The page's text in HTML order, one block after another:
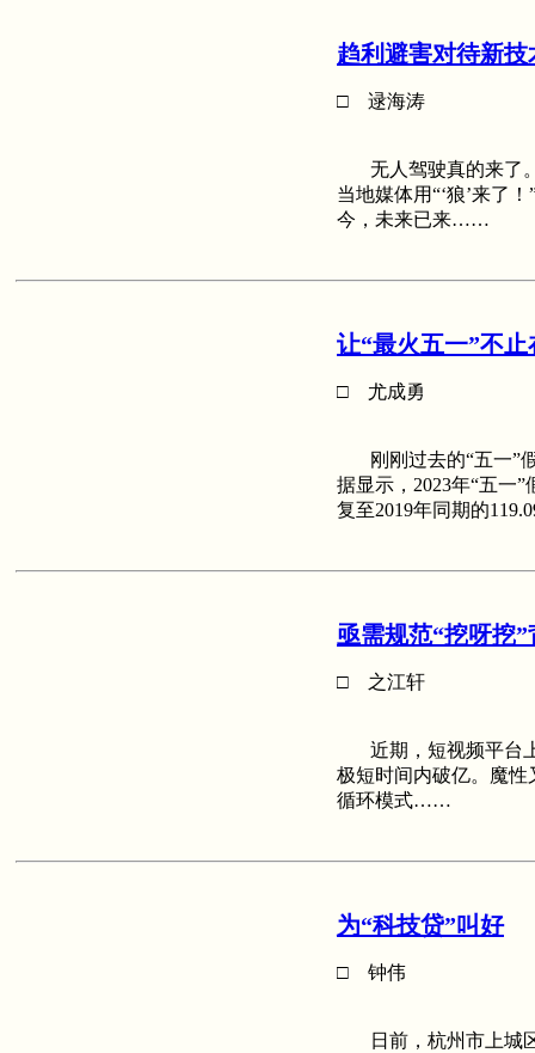
趋利避害对待新技
□ 逯海涛
无人驾驶真的来了。
当地媒体用“‘狼’来了
今，未来已来……
让“最火五一”不止
□ 尤成勇
刚刚过去的“五一”假
据显示，2023年“五一
复至2019年同期的
亟需规范“挖呀挖
□ 之江轩
近期，短视频平台
极短时间内破亿。魔性
循环模式……
为“科技贷”叫好
□ 钟伟
日前，杭州市上城区